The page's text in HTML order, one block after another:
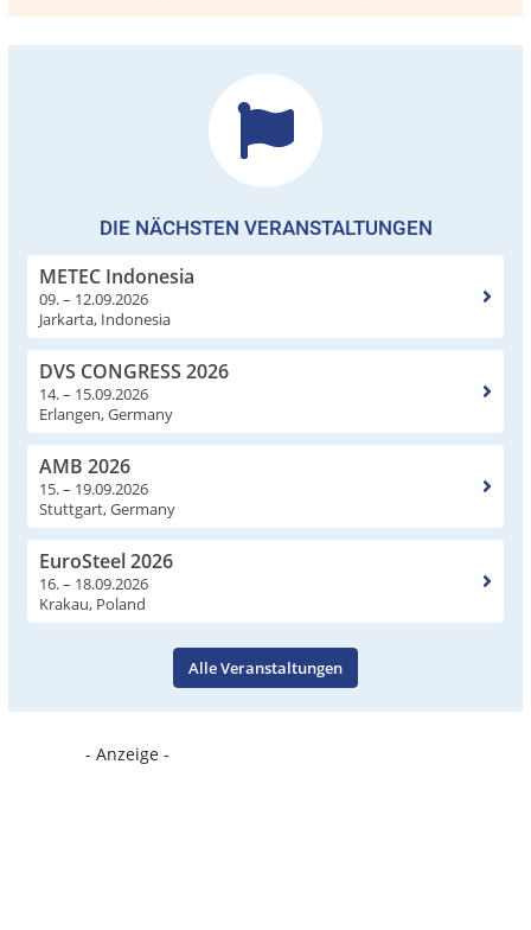
DIE NÄCHSTEN VERANSTALTUNGEN
METEC Indonesia
09. – 12.09.2026
Jarkarta, Indonesia
DVS CONGRESS 2026
14. – 15.09.2026
Erlangen, Germany
AMB 2026
15. – 19.09.2026
Stuttgart, Germany
EuroSteel 2026
16. – 18.09.2026
Krakau, Poland
Alle Veranstaltungen
- Anzeige -